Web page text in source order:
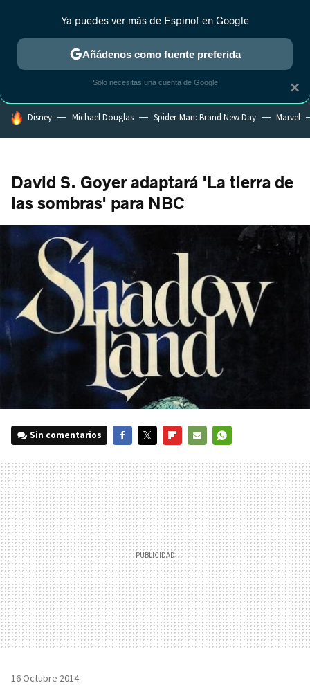
MENÚ NUEVO
ESTRENOS REALITY ANIME RANKINGS CINE
HOY SE HABLA DE
Disney Michael Douglas Spider-Man: Brand New Day Marvel
David S. Goyer adaptará 'La tierra de
las sombras' para NBC
Sin comentarios
MAIL
16 Octubre 2014
×
Ya puedes ver más de Espinof en Google
Añádenos como fuente preferida
Solo necesitas una cuenta de Google